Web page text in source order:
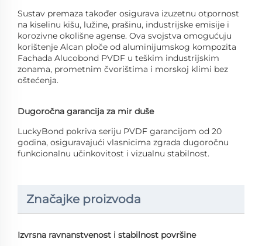
Sustav premaza također osigurava izuzetnu otpornost
na kiselinu kišu, lužine, prašinu, industrijske emisije i
korozivne okolišne agense. Ova svojstva omogućuju
korištenje Alcan ploče od aluminijumskog kompozita
Fachada Alucobond PVDF u teškim industrijskim
zonama, prometnim čvorištima i morskoj klimi bez
oštećenja.
Dugoročna garancija za mir duše
LuckyBond pokriva seriju PVDF garancijom od 20
godina, osiguravajući vlasnicima zgrada dugoročnu
funkcionalnu učinkovitost i vizualnu stabilnost.
Značajke proizvoda
Izvrsna ravnanstvenost i stabilnost površine